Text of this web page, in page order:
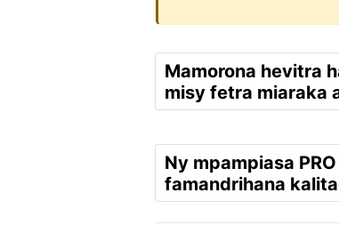
Mamorona hevitra
misy fetra miaraka
Ny mpampiasa
famandrihana